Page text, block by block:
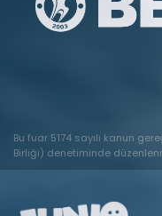
Bu fuar 5174 sayılı kanun
Birliği) denetiminde